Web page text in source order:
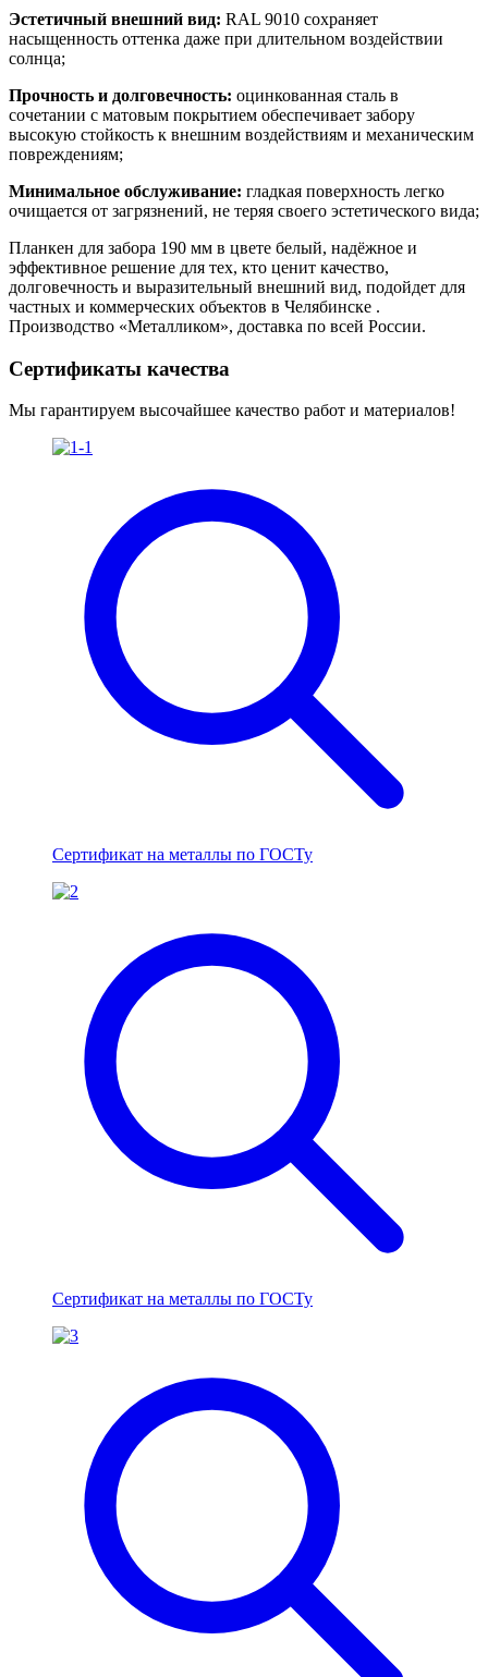
Эстетичный внешний вид: RAL 9010 сохраняет
насыщенность оттенка даже при длительном воздействии
солнца;
Прочность и долговечность: оцинкованная сталь в
сочетании с матовым покрытием обеспечивает забору
высокую стойкость к внешним воздействиям и механическим
повреждениям;
Минимальное обслуживание: гладкая поверхность легко
очищается от загрязнений, не теряя своего эстетического вида;
Планкен для забора 190 мм в цвете белый, надёжное и
эффективное решение для тех, кто ценит качество,
долговечность и выразительный внешний вид, подойдет для
частных и коммерческих объектов в Челябинске .
Производство «Металликом», доставка по всей России.
Сертификаты качества
Мы гарантируем высочайшее качество работ и материалов!
Сертификат на металлы по ГОСТу
Сертификат на металлы по ГОСТу